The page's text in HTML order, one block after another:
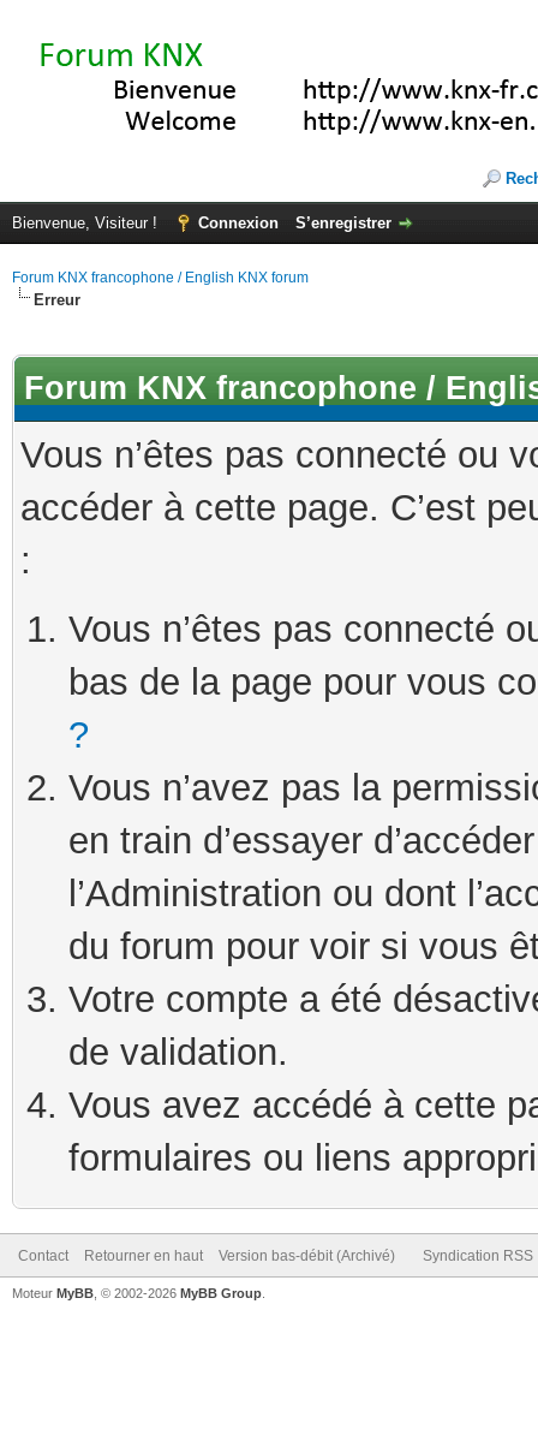
Bienvenue, Visiteur ! Connexion S’enregistrer
Forum KNX francophone / English KNX forum
Erreur
Forum KNX francophone /
Vous n’êtes pas connecté ou
accéder à cette page. C’est
:
Vous n’êtes pas connecté
bas de la page pour vous
?
Vous n’avez pas la
en train d’essayer
l’Administration ou dont
du forum pour voir si vous
Votre compte a été
de validation.
Vous avez accédé à cette
formulaires ou liens
Contact Retourner en haut Version bas-débit (Archivé) Syndication RSS
Moteur MyBB , © 2002-2026 MyBB Group